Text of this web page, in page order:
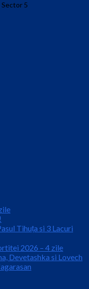
Sector 5
Tihuța si 3 Lacuri
2026 – 4 zile
Devetashka si Lovech